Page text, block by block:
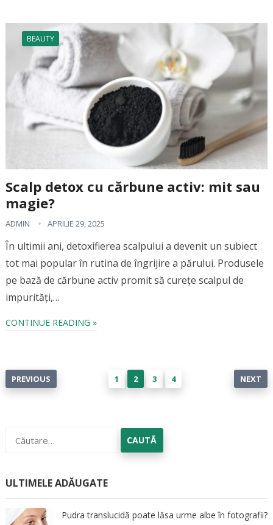
BEAUTY
Scalp detox cu cărbune activ: mit sau
magie?
ADMIN APRILIE 29, 2025
În ultimii ani, detoxifierea scalpului a devenit un subiect
tot mai popular în rutina de îngrijire a părului. Produsele
pe bază de cărbune activ promit să curețe scalpul de
impurități,…
CONTINUE READING »
Paginație
articole
PREVIOUS 1 2 3 4 NEXT
după:
ULTIMELE ADĂUGATE
Pudra translucidă poate lăsa urme albe în fotografii?